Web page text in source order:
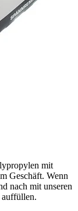
mit
Geschäft. Wenn
nach mit unseren
auffüllen.